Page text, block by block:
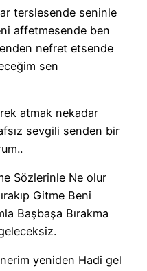
terslesende seninle
affetmesende ben
nefret etsende
sen
atmak nekadar
sevgili senden bir
Sözlerinle Ne olur
Gitme Beni
Başbaşa Bırakma
yeniden Hadi gel